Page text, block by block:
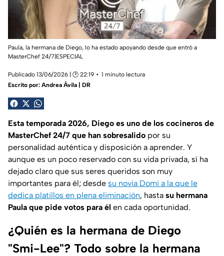
Paula, la hermana de Diego, lo ha estado apoyando desde que entró a
MasterChef 24/7|ESPECIAL
Publicado 13/06/2026 | 🕑 22:19
1 minuto lectura
Escrito por: Andrea Ávila | DR
Esta temporada 2026, Diego es uno de los cocineros de
MasterChef 24/7 que han sobresalido por su
personalidad auténtica y disposición a aprender. Y
aunque es un poco reservado con su vida privada, sí ha
dejado claro que sus seres queridos son muy
importantes para él; desde su novia Domi a la que le
dedica platillos en plena eliminación, hasta su hermana
Paula que pide votos para él en cada oportunidad.
¿Quién es la hermana de Diego
"Smi-Lee"? Todo sobre la hermana